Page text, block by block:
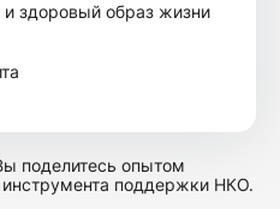
и здоровый образ жизни
поделитесь опытом
инструмента поддержки НКО.